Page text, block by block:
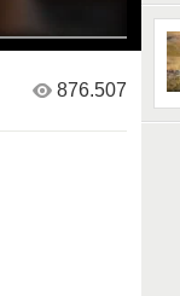
876.507